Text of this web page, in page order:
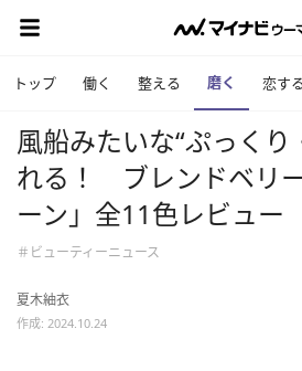
トップ 働く 整える 磨く 恋する
風船みたいな“ぷっくり
れる！ ブレンドベリ
ーン」全11色レビュー
＃ビューティーニュース
夏木紬衣
作成: 2024.10.24